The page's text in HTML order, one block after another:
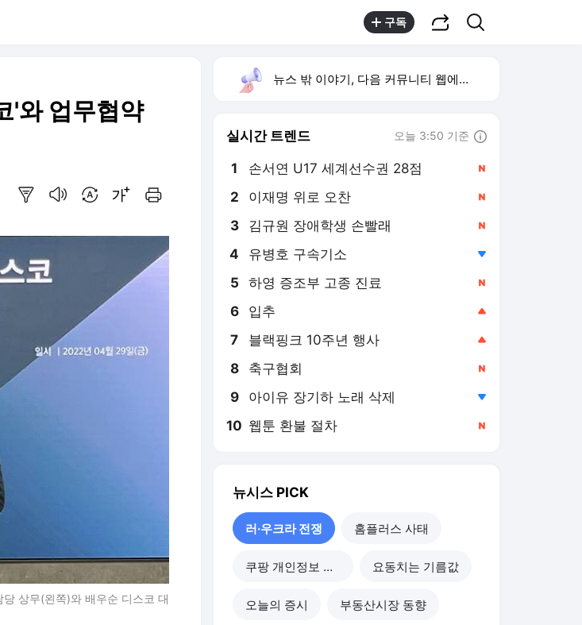
구독
'와 업무협약
상무(왼쪽)와 배우순 디스코 대
뉴스 밖 이야기, 다음 커뮤니티 웹에서 보기
실시간 트렌드 오늘 3:50 기준
1 손서연 U17 세계선수권 28점
2 이재명 위로 오찬
3 김규원 장애학생 손빨래
4 유병호 구속기소
5 하영 증조부 고종 진료
6 입추
7 블랙핑크 10주년 행사
8 축구협회
9 아이유 장기하 노래 삭제
10 웹툰 환불 절차
뉴시스 PICK
러·우크라 전쟁 홈플러스 사태
쿠팡 개인정보 유출 요동치는 기름값
오늘의 증시 부동산시장 동향